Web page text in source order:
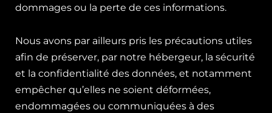
dommages ou la perte de ces informations.
Nous avons par ailleurs pris les précautions utiles
afin de préserver, par notre hébergeur, la sécurité
et la confidentialité des données, et notamment
empêcher qu’elles ne soient déformées,
endommagées ou communiquées à des